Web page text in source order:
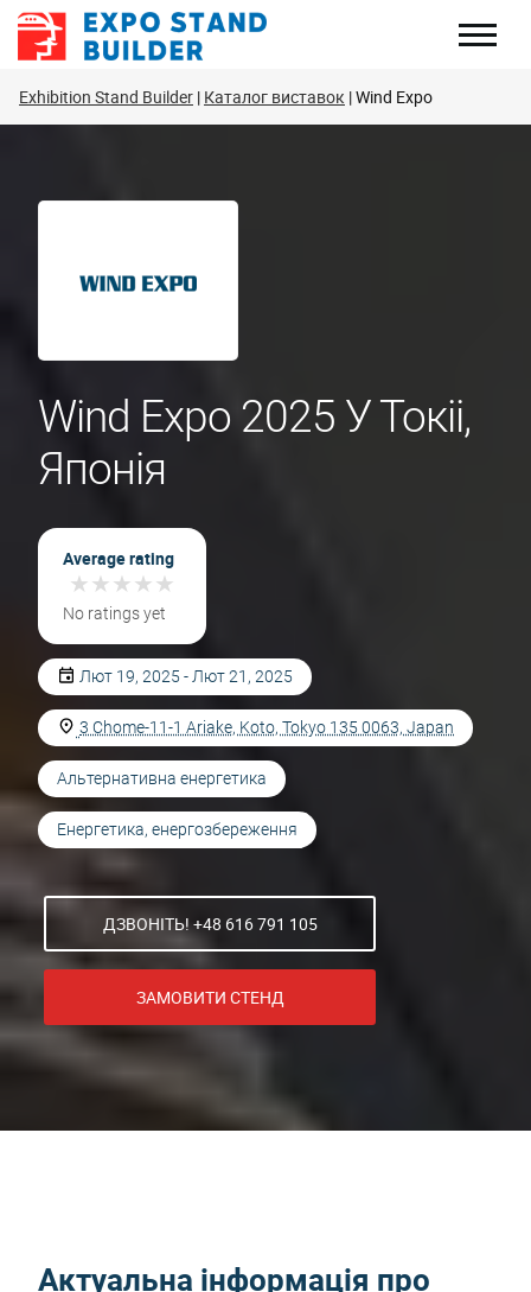
Перейти
Exhibition Stand Builder Каталог виставок Wind Expo
Wind Expo 2025 У Токіі,
Японія
Average rating
★★★★★
★★★★★
No ratings yet
Лют 19, 2025 - Лют 21, 2025
3 Chome-11-1 Ariake, Koto, Tokyo 135 0063, Japan
Альтернативна енергетика
Енергетика, енергозбереження
ДЗВОНІТЬ! +48 616 791 105
ЗАМОВИТИ СТЕНД
Актуальна інформація про